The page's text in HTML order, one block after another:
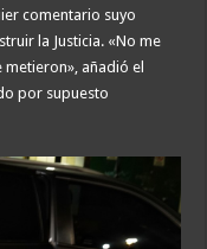
comentario suyo
la Justicia. «No me
añadió el
por supuesto